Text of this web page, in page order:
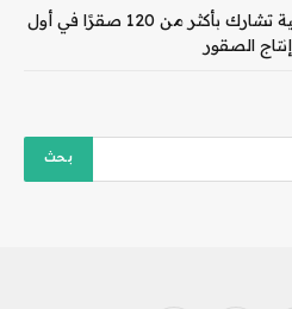
محليات السعودية: مزرعة رومانية تشارك بأكثر من 120 صقرًا في أول
الصقور